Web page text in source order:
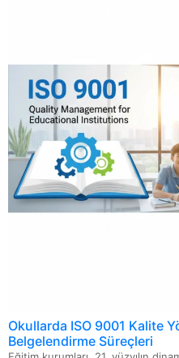
ISO 20000 Bilgi
ISO 22716 Kozmetik
Okullarda ISO 9001 Kalite
Belgelendirme Süreçleri